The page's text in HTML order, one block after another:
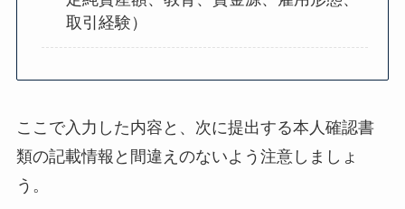
取引経験）
ここで入力した内容と、次に提出する本人確認書
類の記載情報と間違えのないよう注意しましょ
う。